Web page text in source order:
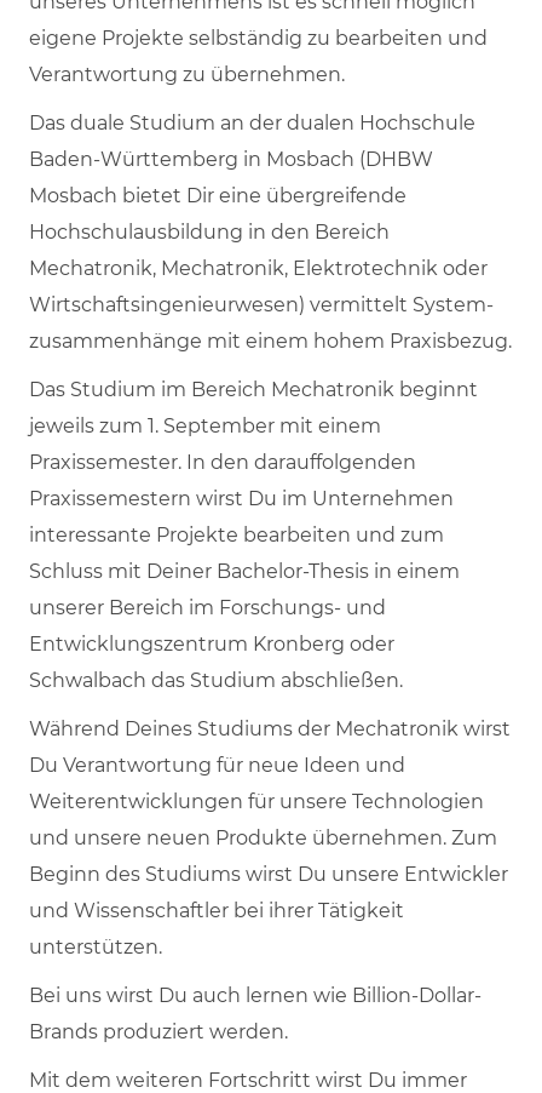
eigene Projekte selbständig zu bearbeiten und
Verantwortung zu übernehmen.
Das duale Studium an der dualen Hochschule
Baden-Württemberg in Mosbach (DHBW
Mosbach bietet Dir eine übergreifende
Hochschulausbildung in den Bereich
Mechatronik, Mechatronik, Elektrotechnik oder
Wirtschaftsingenieurwesen) vermittelt System­
zu­sammen­hänge mit einem hohem Praxisbezug.
Das Studium im Bereich Mechatronik beginnt
jeweils zum 1. September mit einem
Praxissemester. In den darauffolgenden
Praxissemestern wirst Du im Unternehmen
interessante Projekte bearbeiten und zum
Schluss mit Deiner Bachelor-Thesis in einem
unserer Bereich im Forschungs- und
Entwicklungszentrum Kronberg oder
Schwalbach das Studium abschließen.
Während Deines Studiums der Mechatronik wirst
Du Verantwortung für neue Ideen und
Weiterentwicklungen für unsere Technologien
und unsere neuen Produkte übernehmen. Zum
Beginn des Studiums wirst Du unsere Entwickler
und Wissenschaftler bei ihrer Tätigkeit
unterstützen.
Bei uns wirst Du auch lernen wie Billion-Dollar-
Brands produziert werden.
Mit dem weiteren Fortschritt wirst Du immer